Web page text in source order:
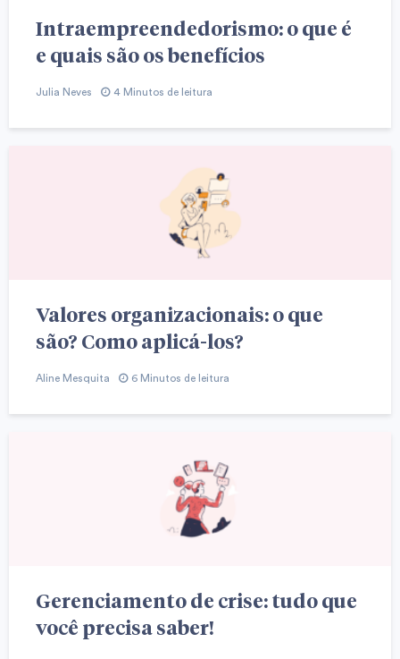
Intraempreendedorismo: o que é
e quais são os benefícios
Julia Neves 4 Minutos de leitura
Valores organizacionais: o que
são? Como aplicá-los?
Aline Mesquita 6 Minutos de leitura
Gerenciamento de crise: tudo que
você precisa saber!